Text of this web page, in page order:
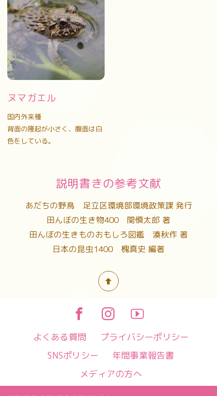
ヌマガエル
国内外来種
背面の隆起が小さく、腹面は白
色をしている。
説明書きの参考文献
あだちの野鳥 足立区環境部環境政策課 発行
田んぼの生き物400 関慎太郎 著
田んぼの生きものおもしろ図鑑 湊秋作 著
日本の昆虫1400 槐真史 編著
よくある質問
プライバシーポリシー
SNSポリシー
年間事業報告書
メディアの方へ